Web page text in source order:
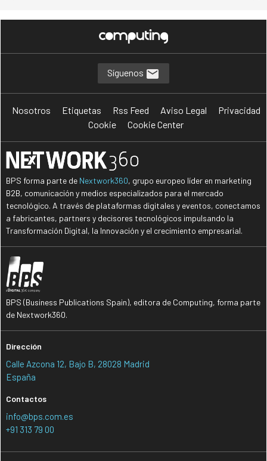
Síguenos
Nosotros Etiquetas Rss Feed Aviso Legal
Privacidad
Cookie
Cookie Center
BPS forma parte de Nextwork360, grupo europeo líder en marketing
B2B, comunicación y medios especializados para el mercado
tecnológico. A través de plataformas digitales y eventos, conectamos
a fabricantes, partners y decisores tecnológicos impulsando la
Transformación Digital, la Innovación y el crecimiento empresarial.
BPS (Business Publications Spain), editora de Computing, forma parte
de Nextwork360.
Dirección
Calle Azcona 12, Bajo B, 28028 Madrid
España
Contactos
info@bps.com.es
+91 313 79 00